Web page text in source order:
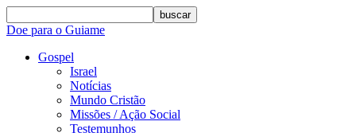
buscar
Doe para o Guiame
Gospel
Israel
Notícias
Mundo Cristão
Missões / Ação Social
Testemunhos